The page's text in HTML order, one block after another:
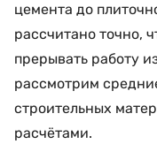
цемента до
рассчитано точно,
прерывать работу
рассмотрим
строительных
расчётами.